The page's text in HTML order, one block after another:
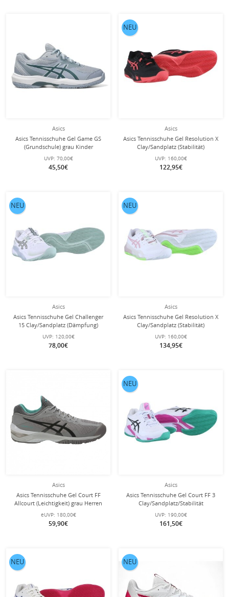
Asics
Asics Tennisschuhe Gel Game GS
(Grundschule) grau Kinder
UVP: 70,00€
45,50€
Asics
Asics Tennisschuhe Gel Resolution X
Clay/Sandplatz (Stabilität)
UVP: 160,00€
122,95€
NEU
Asics
Asics Tennisschuhe Gel Challenger
15 Clay/Sandplatz (Dämpfung)
UVP: 120,00€
78,00€
NEU
Asics
Asics Tennisschuhe Gel Resolution X
Clay/Sandplatz (Stabilität)
UVP: 160,00€
134,95€
NEU
Asics
Asics Tennisschuhe Gel Court FF
Allcourt (Leichtigkeit) grau Herren
eUVP: 180,00€
59,90€
Asics
Asics Tennisschuhe Gel Court FF 3
Clay/Sandplatz/Stabilität
UVP: 190,00€
161,50€
NEU
NEU NEU